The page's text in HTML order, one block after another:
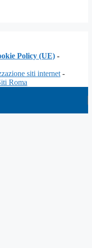
Policy (UE) -
siti internet -
Roma